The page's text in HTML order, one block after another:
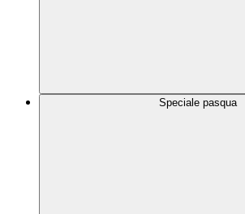
Speciale pasqua